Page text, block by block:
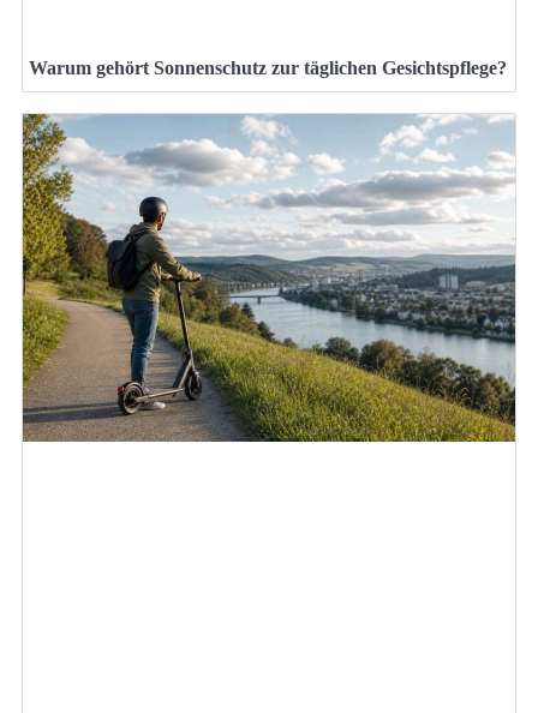
Warum gehört Sonnenschutz zur täglichen Gesichtspflege?